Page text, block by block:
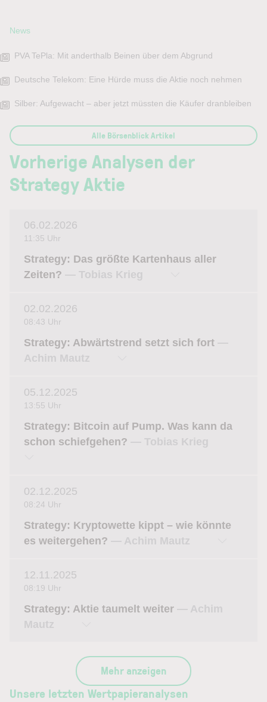
News
PVA TePla: Mit anderthalb Beinen über dem Abgrund
Deutsche Telekom: Eine Hürde muss die Aktie noch nehmen
Silber: Aufgewacht – aber jetzt müssten die Käufer dranbleiben
Alle Börsenblick Artikel
Vorherige Analysen der
Strategy Aktie
06.02.2026
11:35 Uhr
Strategy: Das größte Kartenhaus aller
Zeiten? — Tobias Krieg
02.02.2026
08:43 Uhr
Strategy: Abwärtstrend setzt sich fort —
Achim Mautz
05.12.2025
13:55 Uhr
Strategy: Bitcoin auf Pump. Was kann da
schon schiefgehen? — Tobias Krieg
02.12.2025
08:24 Uhr
Strategy: Kryptowette kippt – wie könnte
es weitergehen? — Achim Mautz
12.11.2025
08:19 Uhr
Strategy: Aktie taumelt weiter — Achim
Mautz
Mehr anzeigen
Unsere letzten Wertpapieranalysen